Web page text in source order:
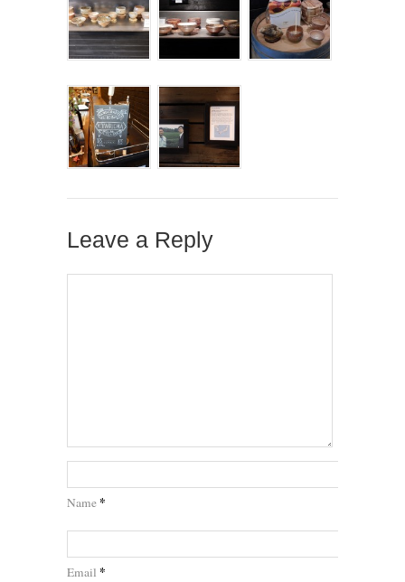
Leave a Reply
Name*
Email *